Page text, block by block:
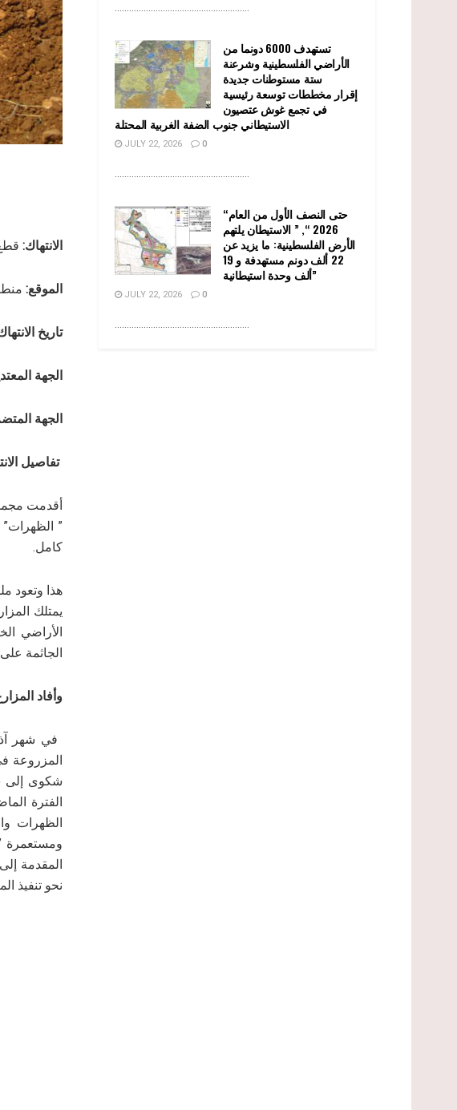
الانتهاك: قطع
الموقع:
تاريخ
الجهة
الجهة
تفاصيل
كامل.
هذا وتعود
الأراضي
الجاثمة
وأفاد
المزروعة
شكوى إلى
الفترة
الظهرات
ومستعمرة
المقدمة
نحو تنفيذ
........................................................
تستهدف 6000 دونما من
الأراضي الفلسطينية وشرعنة
ستة مستوطنات جديدة
إقرار مخططات توسعة رئيسية
في تجمع غوش عتصيون
الاستيطاني جنوب الضفة الغربية المحتلة
JULY 22, 2026 0
........................................................
“حتى النصف الأول من العام
2026 “, ” الاستيطان يلتهم
الأرض الفلسطينية: ما يزيد عن
22 ألف دونم مستهدفة و 19
ألف وحدة استيطانية”
JULY 22, 2026 0
........................................................